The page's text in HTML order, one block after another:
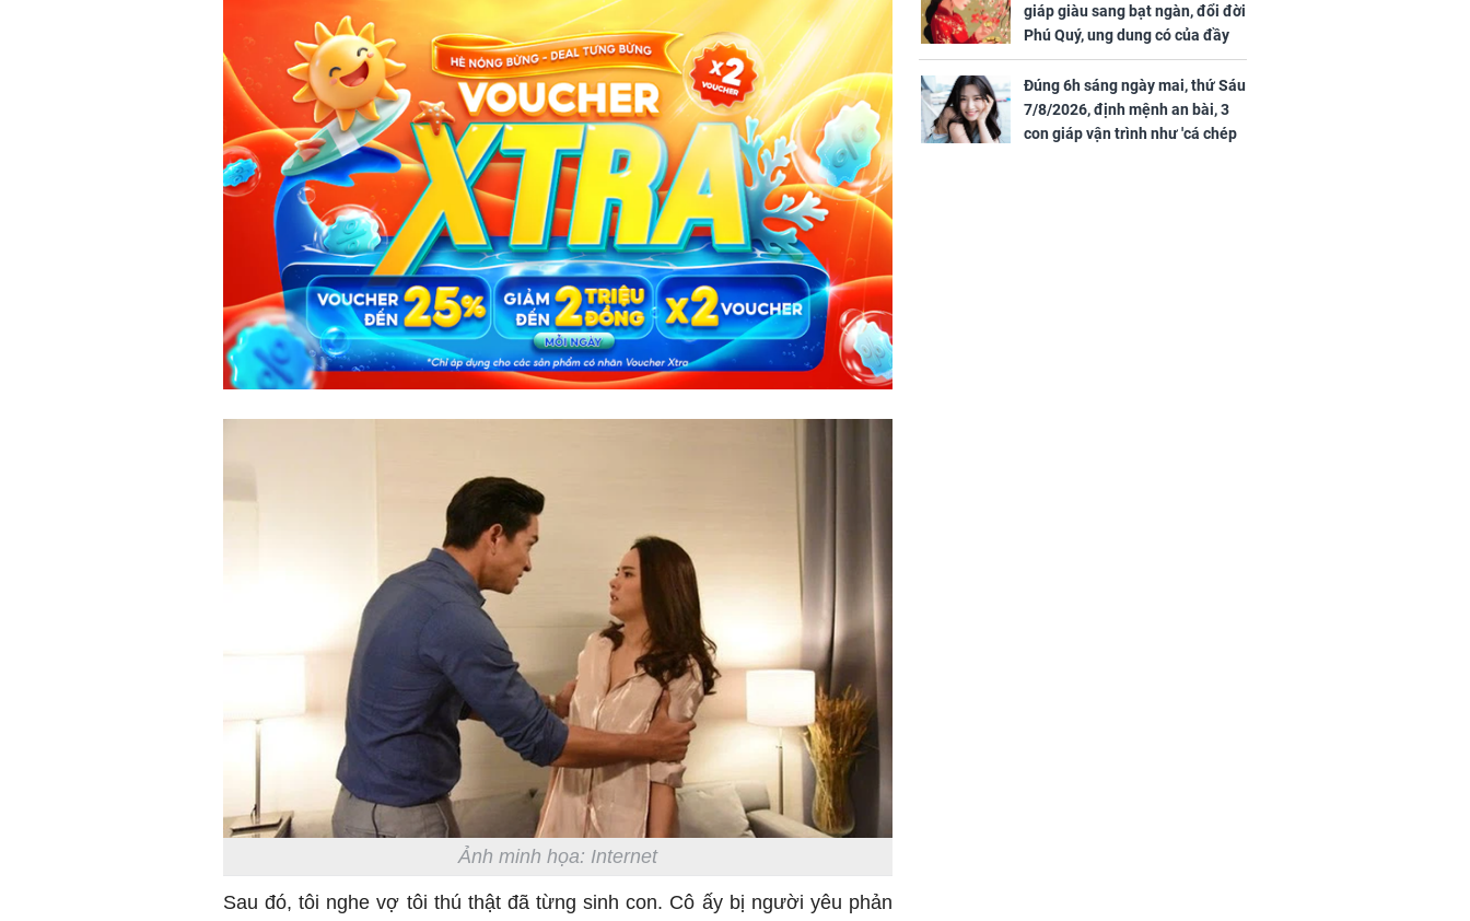
Ảnh minh họa: Internet
Sau đó, tôi nghe vợ tôi thú thật đã từng sinh con. Cô ấy bị người yêu phản
8/8/2026, 3 con giáp
giàu sang bạt ngàn,
đổi đời Phú Quý, ung
dung có của đầy nhà,
ngày càng hưng thịnh
sung túc
giáp giàu sang bạt ngàn, đổi đời
Phú Quý, ung dung có của đầy
nhà, ngày càng hưng thịnh sung
túc
Đúng 6h sáng ngày mai, thứ Sáu
7/8/2026, định mệnh an bài, 3
con giáp vận trình như 'cá chép